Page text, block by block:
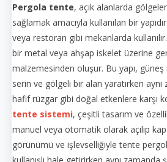
Pergola tente, açık alanlarda
sağlamak amacıyla kullanılan bir
veya restoran gibi mekanlarda kullanılır.
bir metal veya ahşap iskelet üzerine
malzemesinden oluşur. Bu yapı, güneş
serin ve gölgeli bir alan yaratırken
hafif rüzgar gibi doğal etkenlere karşı
tente sistemi, çeşitli tasarım ve
manuel veya otomatik olarak açılıp
görünümü ve işlevselliğiyle tente
kullanışlı hale getirirken aynı zamanda